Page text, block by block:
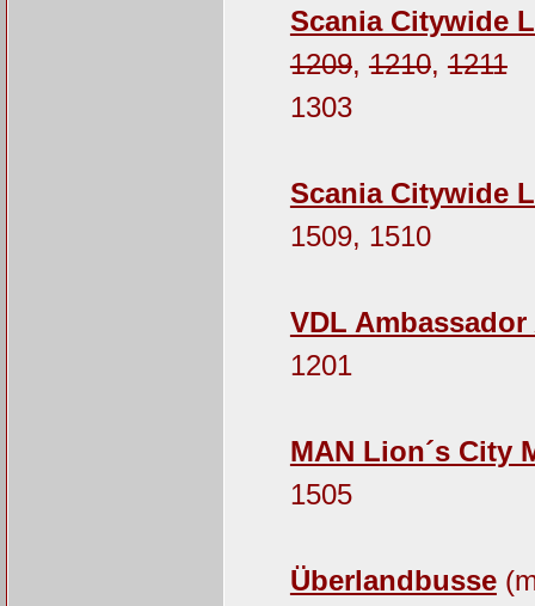
Scania Citywide
1209, 1210, 1211
1303
Scania Citywide
1509, 1510
VDL Ambassador
1201
MAN Lion´s City
1505
Überlandbusse